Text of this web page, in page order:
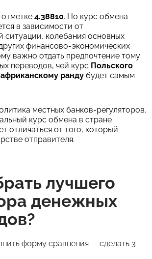
4.38810. Но курс обмена
в зависимости от
ситуации, колебания основных
финансово-экономических
важно отдать предпочтение тому
переводов, чей курс Польского
ранду будет самым
местных банков-регуляторов.
курс обмена в стране
отличаться от того, который
отправителя.
лучшего
денежных
форму сравнения — сделать 3